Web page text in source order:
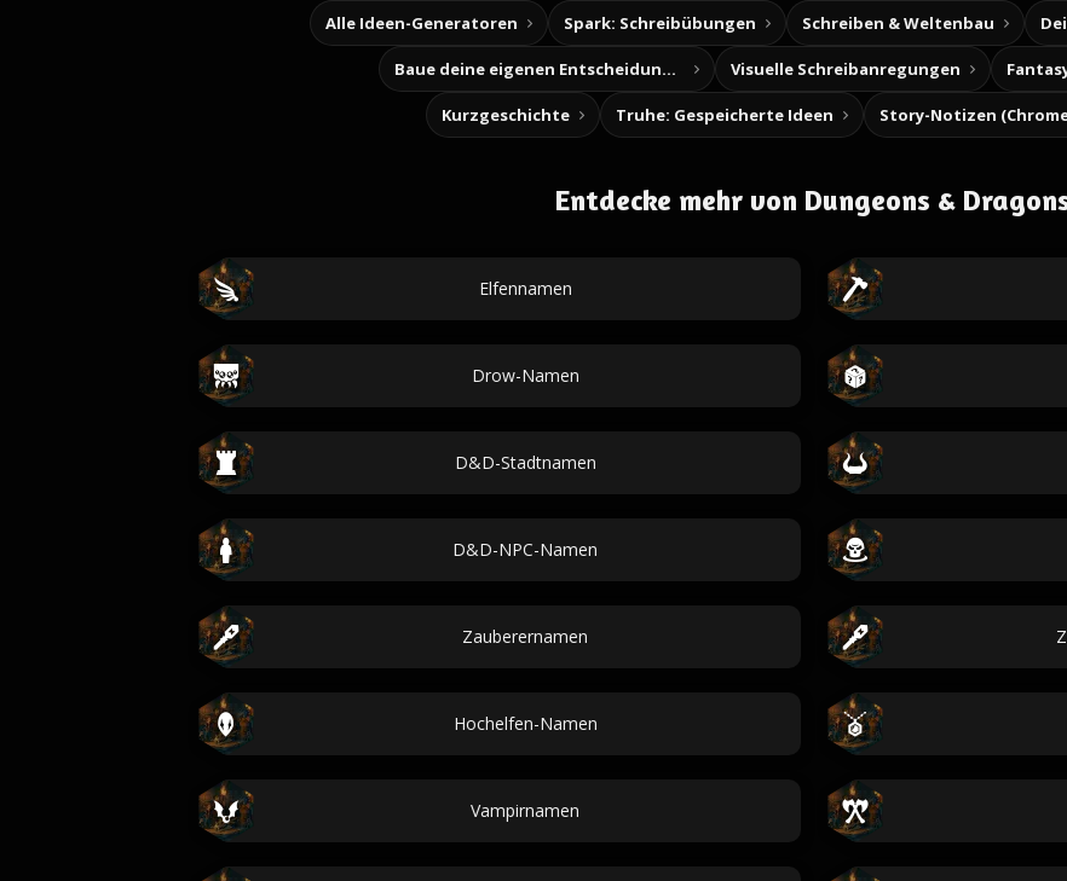
Alle Ideen-Generatoren Spark: Schreibübungen Schreiben & Weltenbau
Baue deine eigenen Entscheidungsabenteuer Visuelle Schreibanregungen
Kurzgeschichte Truhe: Gespeicherte Ideen
Entdecke mehr von Dungeons &
Elfennamen
Drow-Namen
D&D-Stadtnamen
D&D-NPC-Namen
Zauberernamen
Hochelfen-Namen
Vampirnamen